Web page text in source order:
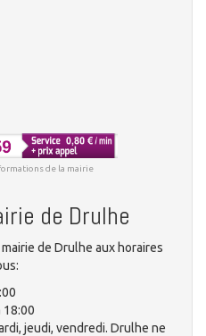
de la mairie
de Drulhe
de Drulhe aux horaires
18:00
jeudi, vendredi. Drulhe ne